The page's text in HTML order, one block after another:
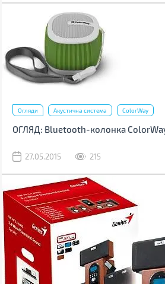
вибираєте.
Огляди Акустична система ColorWay
ОГЛЯД: Bluetooth-колонка
27.05.2015 215